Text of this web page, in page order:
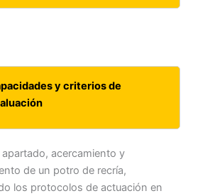
y criterios de
apartado, acercamiento y
de un potro de recría,
los protocolos de actuación en